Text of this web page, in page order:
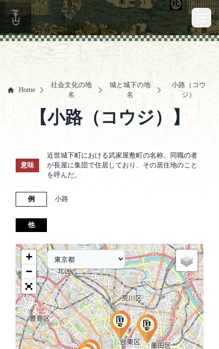
Home
社会文化の地
名
城と城下の地
名
小路（コウ
ジ）
【小路（コウジ）】
意味
近世城下町における武家屋敷町の名称。同職の者
が長屋に集団で住居しており、その居住地のこと
を呼んだ。
例 小路
他
+
−